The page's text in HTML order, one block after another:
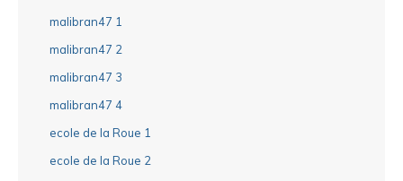
malibran47 1
malibran47 2
malibran47 3
malibran47 4
ecole de la Roue 1
ecole de la Roue 2